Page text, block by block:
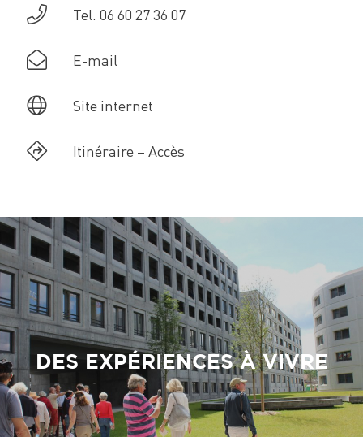
Tel. 06 60 27 36 07
E-mail
Site internet
Itinéraire – Accès
DES EXPÉRIENCES À VIVRE